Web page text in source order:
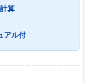
算
アル付